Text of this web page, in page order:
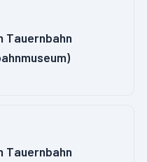
Tauernbahn
Tauernbahn